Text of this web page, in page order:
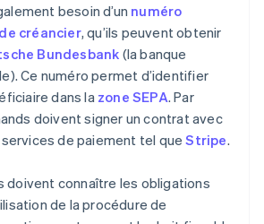
besoin d’un numéro
créancier, qu’ils peuvent obtenir
Bundesbank (la banque
Ce numéro permet d’identifier
dans la zone SEPA. Par
doivent signer un contrat avec
de paiement tel queStripe.
doivent connaître les obligations
de la procédure de